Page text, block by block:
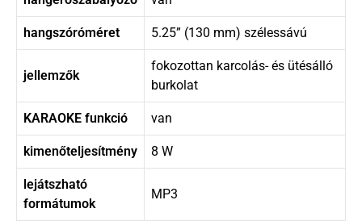
hangszóróméret 5.25” (130 mm) szélessávú
jellemzők
fokozottan karcolás- és ütésálló
burkolat
KARAOKE funkció van
kimenőteljesítmény 8 W
lejátszható
formátumok
MP3